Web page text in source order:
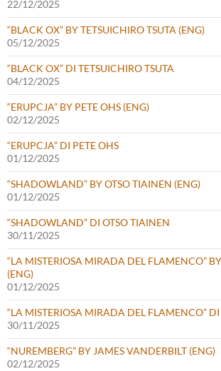
22/12/2025
“BLACK OX” BY TETSUICHIRO TSUTA (ENG)
05/12/2025
“BLACK OX” DI TETSUICHIRO TSUTA
04/12/2025
“ERUPCJA” BY PETE OHS (ENG)
02/12/2025
“ERUPCJA” DI PETE OHS
01/12/2025
“SHADOWLAND” BY OTSO TIAINEN (ENG)
01/12/2025
“SHADOWLAND” DI OTSO TIAINEN
30/11/2025
“LA MISTERIOSA MIRADA DEL FLAMENCO”
(ENG)
01/12/2025
“LA MISTERIOSA MIRADA DEL FLAMENCO” DI
30/11/2025
“NUREMBERG” BY JAMES VANDERBILT (ENG)
02/12/2025